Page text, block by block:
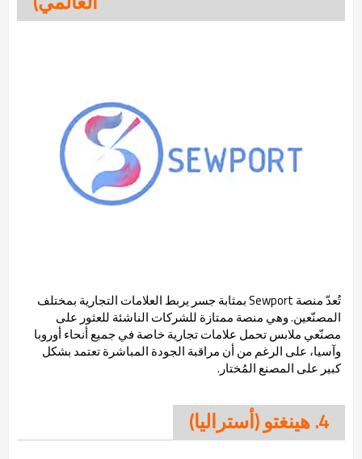
تُعدّ منصة Sewport بمثابة جسر يربط العلامات التجارية بمختلف
المصنّعين. وهي منصة ممتازة للشركات الناشئة للعثور على
مصنّعي ملابس تحمل علامات تجارية خاصة في جميع أنحاء أوروبا
وآسيا، على الرغم من أن مراقبة الجودة المباشرة تعتمد بشكل
كبير على المصنع المُختار.
4. هينغتو (أستراليا)